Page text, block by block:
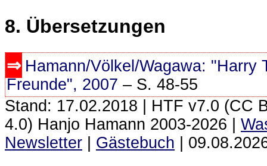
Übersetzungen
Hamann/Völkel/Wagawa: "Harry
Freunde", 2007 – S. 48-55
Stand: 17.02.2018 | HTF v7.0 (CC
4.0) Hanjo Hamann 2003‑2026 |
Newsletter
Gästebuch